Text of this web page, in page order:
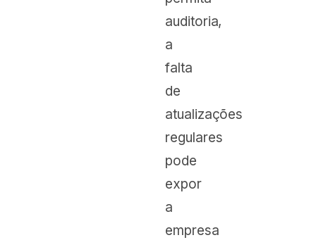
auditoria,
a
falta
de
atualizações
regulares
pode
expor
a
empresa